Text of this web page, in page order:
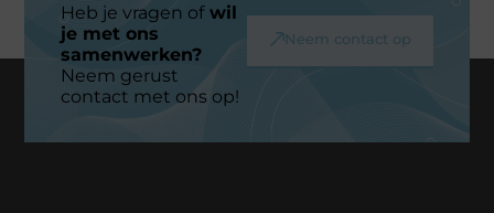
Heb je vragen ofwil
je met ons
samenwerken?
Neem gerust
contact met ons op!
Neem contact op